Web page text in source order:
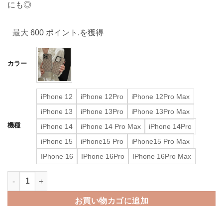
にも◎
最大 600 ポイント.を獲得
カラー
機種
iPhone 12 iPhone 12Pro
iPhone 12Pro Max
iPhone 13
iPhone 13Pro
iPhone 13Pro Max
iPhone 14
iPhone 14 Pro Max
iPhone 14Pro
iPhone 15
iPhone15 Pro
iPhone15 Pro Max
IPhone 16
IPhone 16Pro IPhone 16Pro Max
グッチ iphone17 ケース gucci スマホケース iphone17pro
お買い物カゴに追加